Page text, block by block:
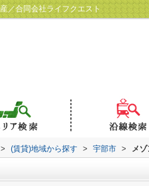
／合同会社ライフクエスト
> (賃貸)地域から探す > 宇部市 > メ